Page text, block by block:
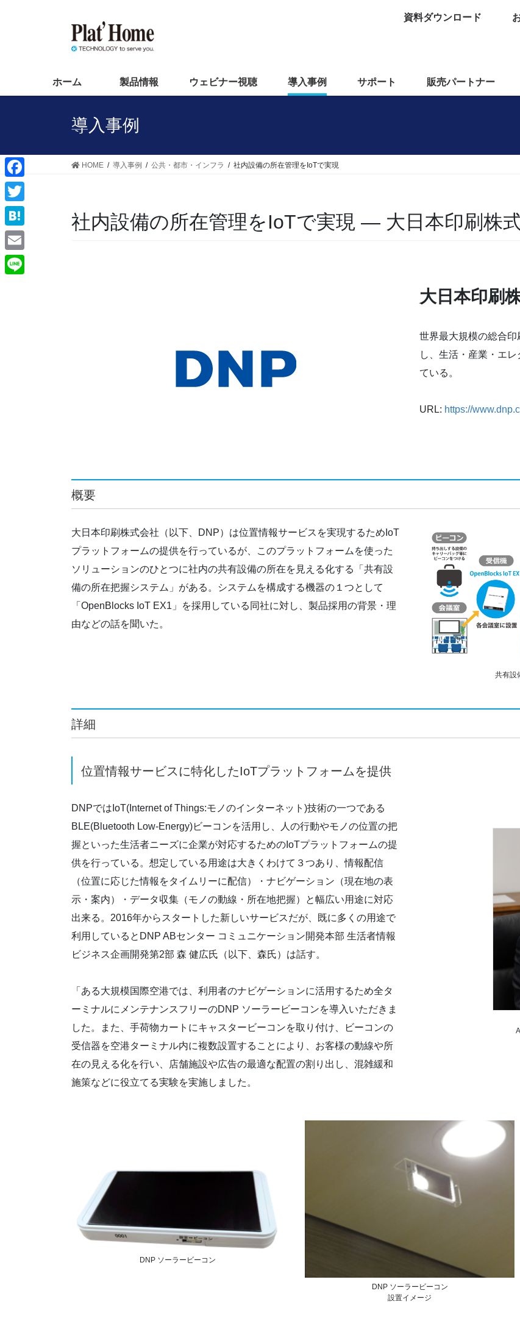
ス
ン
資料ダウンロード
ホーム 製品情報 ウェビナー視聴 導入事例 サポート 販売パートナー
導入事例
HOME 導入事例 公共・都市・インフラ 社内設備の所在管理をIoTで実現
社内設備の所在管理をIoTで実現 — 大日本印刷株
大日本印刷
世界最大規模の総合
し、生活・産業・エ
ている。
URL: https://
概要
大日本印刷株式会社（以下、DNP）は位置情報サービスを実現するためIoT
プラットフォームの提供を行っているが、このプラットフォームを使った
ソリューションのひとつに社内の共有設備の所在を見える化する「共有設
備の所在把握システム」がある。システムを構成する機器の１つとして
「OpenBlocks IoT EX1」を採用している同社に対し、製品採用の背景・理
由などの話を聞いた。
共有設
詳細
位置情報サービスに特化したIoTプラットフォームを提供
DNPではIoT(Internet of Things:モノのインターネット)技術の一つである
BLE(Bluetooth Low-Energy)ビーコンを活用し、人の行動やモノの位置の把
握といった生活者ニーズに企業が対応するためのIoTプラットフォームの提
供を行っている。想定している用途は大きくわけて３つあり、情報配信
（位置に応じた情報をタイムリーに配信）・ナビゲーション（現在地の表
示・案内）・データ収集（モノの動線・所在地把握）と幅広い用途に対応
出来る。2016年からスタートした新しいサービスだが、既に多くの用途で
利用しているとDNP ABセンター コミュニケーション開発本部 生活者情報
ビジネス企画開発第2部 森 健広氏（以下、森氏）は話す。
「ある大規模国際空港では、利用者のナビゲーションに活用するため全タ
ーミナルにメンテナンスフリーのDNP ソーラービーコンを導入いただきま
した。また、手荷物カートにキャスタービーコンを取り付け、ビーコンの
受信器を空港ターミナル内に複数設置することにより、お客様の動線や所
在の見える化を行い、店舗施設や広告の最適な配置の割り出し、混雑緩和
施策などに役立てる実験を実施しました。
DNP ソーラービーコン
DNP ソーラービーコン
設置イメージ
F
a
c
e
b
T
w
i
H
a
t
E